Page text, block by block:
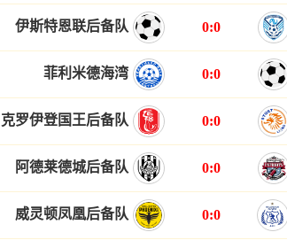
伊斯特恩联后备队 0:0
菲利米德海湾 0:0
克罗伊登国王后备队 0:0
阿德莱德城后备队 0:0
威灵顿凤凰后备队 0:0